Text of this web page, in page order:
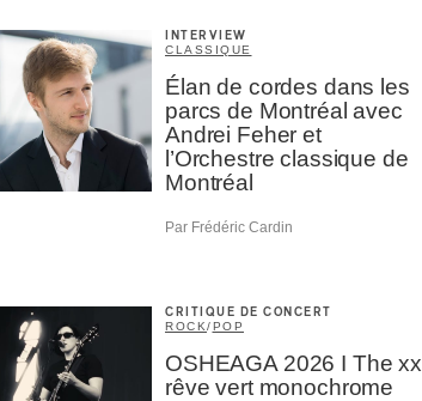
INTERVIEW
CLASSIQUE
Élan de cordes dans les
parcs de Montréal avec
Andrei Feher et
l’Orchestre classique de
Montréal
Par Frédéric Cardin
CRITIQUE DE CONCERT
ROCK/POP
OSHEAGA 2026 I The xx
rêve vert monochrome